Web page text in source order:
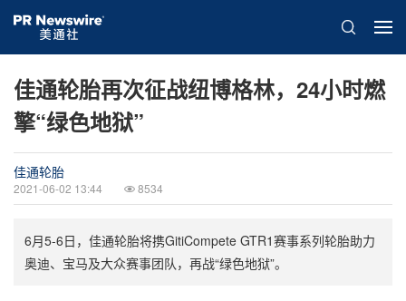
佳通轮胎再次征战纽博格林，24小时燃
擎“绿色地狱”
佳通轮胎
2021-06-02 13:44 8534
6月5-6日，佳通轮胎将携GitiCompete GTR1赛事系列轮胎助力
奥迪、宝马及大众赛事团队，再战“绿色地狱”。